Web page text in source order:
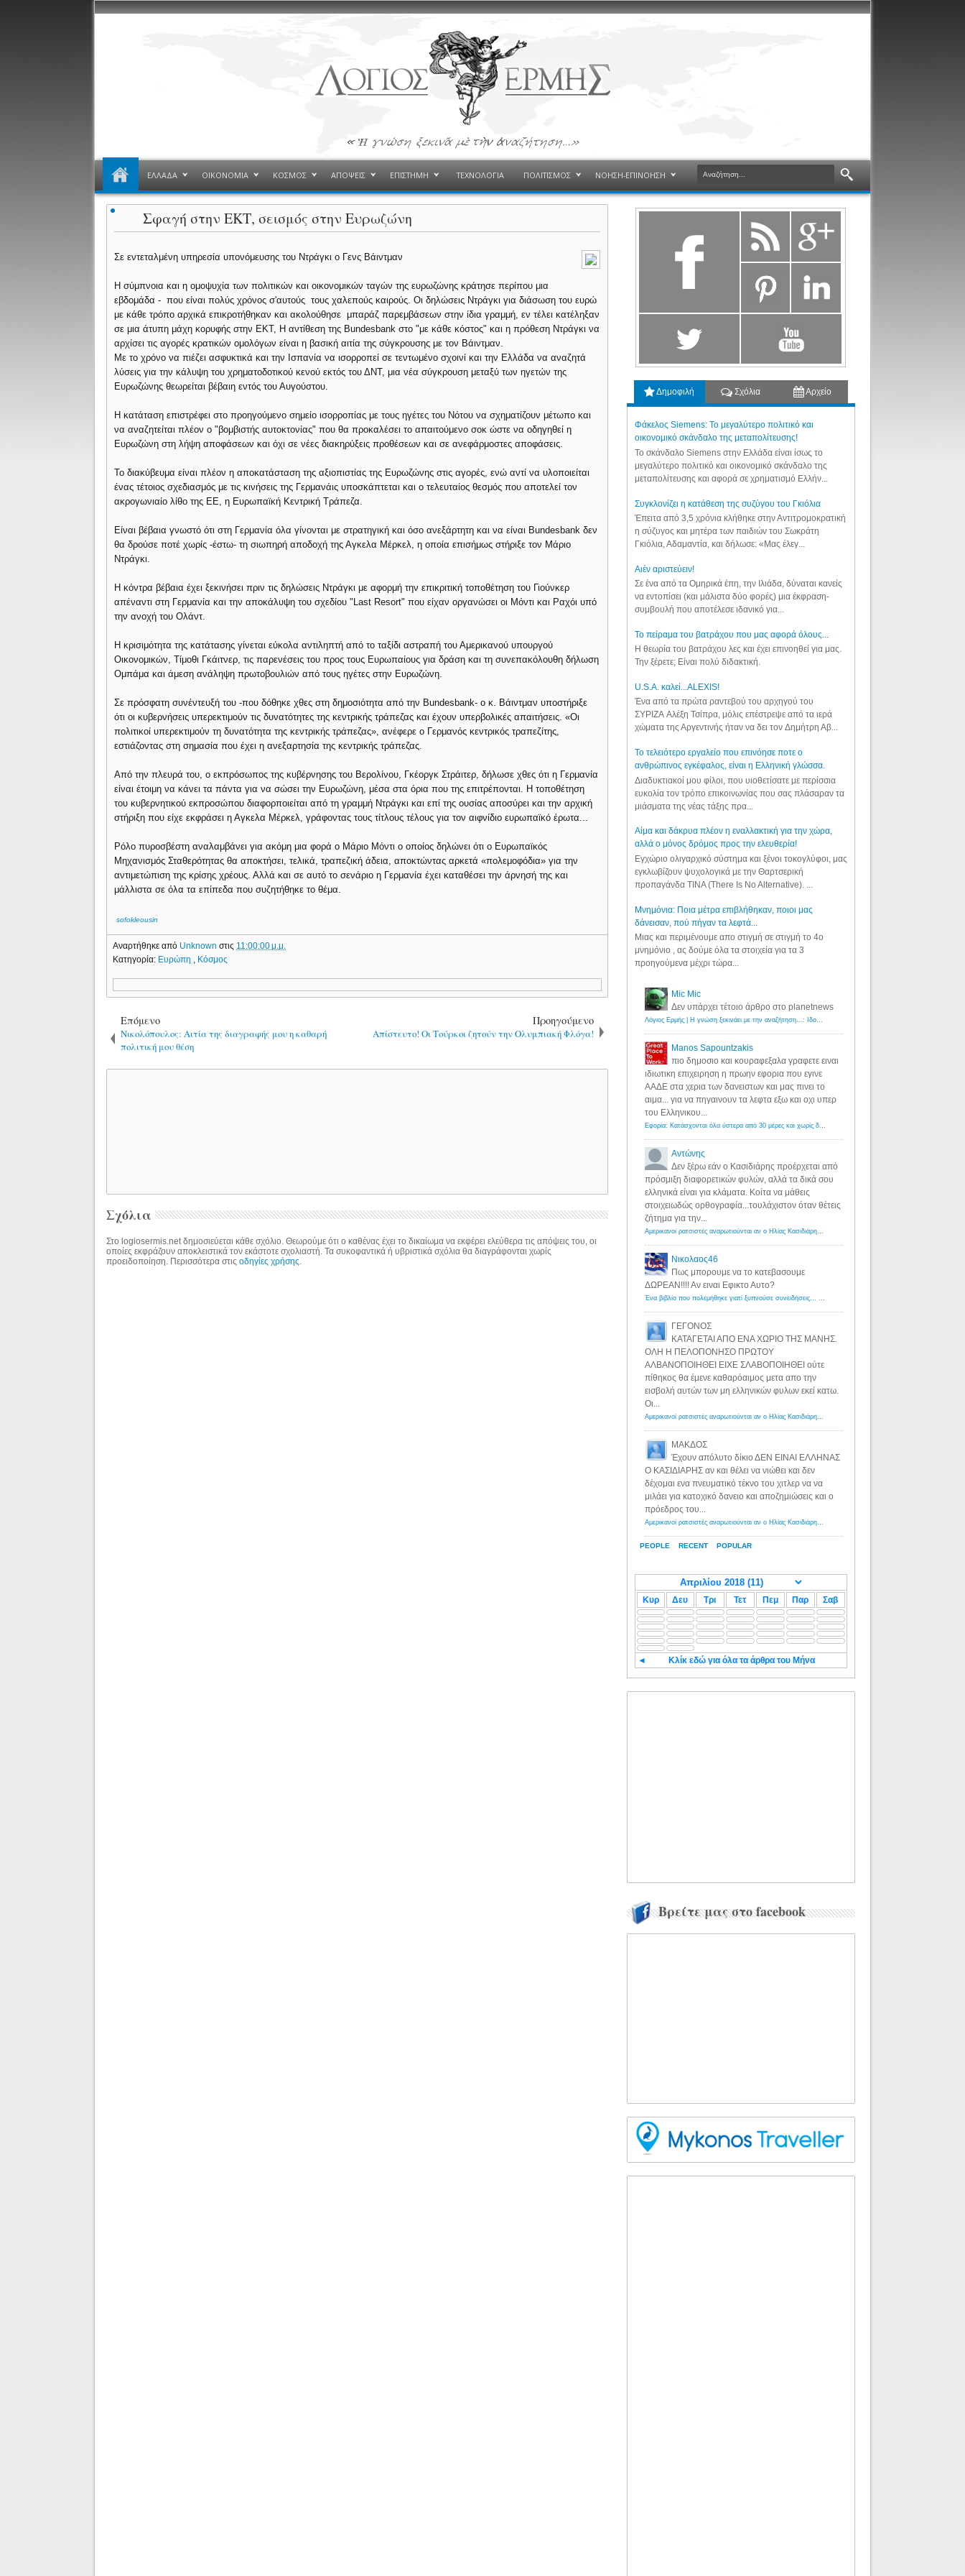
ΕΛΛΑΔΑ ΟΙΚΟΝΟΜΙΑ ΚΟΣΜΟΣ ΑΠΟΨΕΙΣ ΕΠΙΣΤΗΜΗ ΤΕΧΝΟΛΟΓΙΑ ΠΟΛΙΤΙΣΜΟΣ ΝΟΗΣΗ-ΕΠΙΝΟΗΣΗ
Σφαγή στην ΕΚΤ, σεισμός στην Ευρωζώνη
Σε εντεταλμένη υπηρεσία υπονόμευσης του Ντράγκι ο Γενς Βάιντμαν
Η σύμπνοια και η ομοψυχία των πολιτικών και οικονομικών ταγών της ευρωζώνης κράτησε περίπου μια
εβδομάδα - που είναι πολύς χρόνος σ'αυτούς τους χαλεπούς καιρούς. Οι δηλώσεις Ντράγκι για διάσωση του ευρώ
με κάθε τρόπο αρχικά επικροτήθηκαν και ακολούθησε μπαράζ παρεμβάσεων στην ίδια γραμμή, εν τέλει κατέληξαν
σε μια άτυπη μάχη κορυφής στην ΕΚΤ, Η αντίθεση της Bundesbank στο "με κάθε κόστος" και η πρόθεση Ντράγκι να
αρχίσει τις αγορές κρατικών ομολόγων είναι η βασική αιτία της σύγκρουσης με τον Βάιντμαν.
Με το χρόνο να πιέζει ασφυκτικά και την Ισπανία να ισορροπεί σε τεντωμένο σχοινί και την Ελλάδα να αναζητά
λύσεις για την κάλυψη του χρηματοδοτικού κενού εκτός του ΔΝΤ, μια νέα σύγκρουση μεταξύ των ηγετών της
Ευρωζώνης θεωρείται βέβαιη εντός του Αυγούστου.
Η κατάταση επιστρέφει στο προηγούμενο σημείο ισορροπίας με τους ηγέτες του Νότου να σχηματίζουν μέτωπο και
να αναζητείται πλέον ο "βομβιστής αυτοκτονίας" που θα προκαλέσει το απαιτούμενο σοκ ώστε να οδηγηθεί η
Ευρωζώνη στη λήψη αποφάσεων και όχι σε νέες διακηρύξεις προθέσεων και σε ανεφάρμοστες αποφάσεις.
Το διακύβευμα είναι πλέον η αποκατάσταση της αξιοπιστίας της Ευρωζώνης στις αγορές, ενώ αντί να υλοποιείται
ένας τέτοιος σχεδιασμός με τις κινήσεις της Γερμανάις υποσκάπτεται και ο τελευταίος θεσμός που αποτελεί τον
ακρογωνιαίο λίθο της ΕΕ, η Ευρωπαϊκή Κεντρική Τράπεζα.
Είναι βέβαια γνωστό ότι στη Γερμανία όλα γίνονται με στρατηγική και όσο ανεξάρτητη και να είναι Bundesbank δεν
θα δρούσε ποτέ χωρίς -έστω- τη σιωπηρή αποδοχή της Αγκελα Μέρκελ, η οποία επισήμως στήριξε τον Μάριο
Ντράγκι.
Η κόντρα βέβαια έχει ξεκινήσει πριν τις δηλώσεις Ντράγκι με αφορμή την επικριτική τοποθέτηση του Γιούνκερ
απέναντι στη Γερμανία και την αποκάλυψη του σχεδίου "Last Resort" που είχαν οργανώσει οι Μόντι και Ραχόι υπό
την ανοχή του Ολάντ.
Η κρισιμότητα της κατάτασης γίνεται εύκολα αντιληπτή από το ταξίδι αστραπή του Αμερικανού υπουργού
Οικονομικών, Τίμοθι Γκάιτνερ, τις παρενέσεις του προς τους Ευρωπαίους για δράση και τη συνεπακόλουθη δήλωση
Ομπάμα και άμεση ανάληψη πρωτοβουλιών από τους ηγέτες στην Ευρωζώνη.
Σε πρόσφατη συνέντευξή του -που δόθηκε χθες στη δημοσιότητα από την Bundesbank- ο κ. Βάιντμαν υποστήριξε
ότι οι κυβερνήσεις υπερεκτιμούν τις δυνατότητες της κεντρικής τράπεζας και έχουν υπερβολικές απαιτήσεις. «Οι
πολιτικοί υπερεκτιμούν τη δυνατότητα της κεντρικής τράπεζας», ανέφερε ο Γερμανός κεντρικός τραπεζίτης,
εστιάζοντας στη σημασία που έχει η ανεξαρτησία της κεντρικής τράπεζας.
Από την πλευρά του, ο εκπρόσωπος της κυβέρνησης του Βερολίνου, Γκέοργκ Στράιτερ, δήλωσε χθες ότι η Γερμανία
είναι έτοιμη να κάνει τα πάντα για να σώσει την Ευρωζώνη, μέσα στα όρια που της επιτρέπονται. Η τοποθέτηση
του κυβερνητικού εκπροσώπου διαφορποιείται από τη γραμμή Ντράγκι και επί της ουσίας αποσύρει και την αρχική
στήριξη που είχε εκφράσει η Αγκελα Μέρκελ, γράφοντας τους τίτλους τέλους για τον αιφνίδιο ευρωπαϊκό έρωτα...
Ρόλο πυροσβέστη αναλαμβάνει για ακόμη μια φορά ο Μάριο Μόντι ο οποίος δηλώνει ότι ο Ευρωπαϊκός
Μηχανισμός Σταθερότητας θα αποκτήσει, τελικά, τραπεζική άδεια, αποκτώντας αρκετά «πολεμοφόδια» για την
αντιμετώπιση της κρίσης χρέους. Αλλά και σε αυτό το σενάριο η Γερμανία έχει καταθέσει την άρνησή της και
μάλλιστα σε όλα τα επίπεδα που συζητήθηκε το θέμα.
sofokleousin
Αναρτήθηκε από Unknownστις 11:00:00 μ.μ.
Κατηγορία: Ευρώπη Κόσμος
Επόμενο
Νικολόπουλος: Αιτία της διαγραφής μου η καθαρή
πολιτική μου θέση
Προηγούμενο
Απίστευτο! Οι Τούρκοι ζητούν την Ολυμπιακή Φλόγα!
Σχόλια
Στο logiosermis.net δημοσιεύεται κάθε σχόλιο. Θεωρούμε ότι ο καθένας έχει το δικαίωμα να εκφέρει ελεύθερα τις απόψεις του, οι
οποίες εκφράζουν αποκλειστικά τον εκάστοτε σχολιαστή. Τα συκοφαντικά ή υβριστικά σχόλια θα διαγράφονται χωρίς
προειδοποίηση. Περισσότερα στιςοδηγίες χρήσης
Δημοφιλή Σχόλια Αρχείο
Φάκελος Siemens: Το μεγαλύτερο πολιτικό και
οικονομικό σκάνδαλο της μεταπολίτευσης!
Το σκάνδαλο Siemens στην Ελλάδα είναι ίσως το
μεγαλύτερο πολιτικό και οικονομικό σκάνδαλο της
μεταπολίτευσης και αφορά σε χρηματισμό Ελλήν...
Συγκλονίζει η κατάθεση της συζύγου του Γκιόλια
Έπειτα από 3,5 χρόνια κλήθηκε στην Αντιτρομοκρατική
η σύζυγος και μητέρα των παιδιών του Σωκράτη
Γκιόλια, Αδαμαντία, και δήλωσε: «Μας έλεγ...
Aιέν αριστεύειν!
Σε ένα από τα Ομηρικά έπη, την Ιλιάδα, δύναται κανείς
να εντοπίσει (και μάλιστα δύο φορές) μια έκφραση-
συμβουλή που αποτέλεσε ιδανικό για...
Το πείραμα του βατράχου που μας αφορά όλους...
Η θεωρία του βατράχου λες και έχει επινοηθεί για μας.
Την ξέρετε; Είναι πολύ διδακτική.
U.S.A. καλεί...ALEXIS!
Ένα από τα πρώτα ραντεβού του αρχηγού του
ΣΥΡΙΖΑ Αλέξη Τσίπρα, μόλις επέστρεψε από τα ιερά
χώματα της Αργεντινής ήταν να δει τον Δημήτρη Αβ...
Το τελειότερο εργαλείο που επινόησε ποτε ο
ανθρώπινος εγκέφαλος, είναι η Ελληνική γλώσσα.
Διαδυκτιακοί μου φίλοι, που υιοθετίσατε με περίσσια
ευκολία τον τρόπο επικοινωνίας που σας πλάσαραν τα
μιάσματα της νέας τάξης πρα...
Αίμα και δάκρυα πλέον η εναλλακτική για την χώρα,
αλλά ο μόνος δρόμος προς την ελευθερία!
Εγχώριο ολιγαρχικό σύστημα και ξένοι τοκογλύφοι, μας
εγκλωβίζουν ψυχολογικά με την Θαρτσερική
προπαγάνδα TINA (There Is No Alternative). ...
Μνημόνια: Ποια μέτρα επιβλήθηκαν, ποιοι μας
δάνεισαν, πού πήγαν τα λεφτά...
Μιας και περιμένουμε απο στιγμή σε στιγμή το 4ο
μνημόνιο , ας δούμε όλα τα στοιχεία για τα 3
προηγούμενα μέχρι τώρα...
PEOPLE RECENT POPULAR
Mic Mic
Δεν υπάρχει τέτοιο άρθρο στο planetnews
Λόγιος Ερμής | Η γνώση ξεκινάει με την αναζήτηση...: Ιδού οι 18 που χρωστούν 11 δις ευρώ!
Manos Sapountzakis
πιο δημοσιο και κουραφεξαλα γραφετε ειναι
ιδιωτικη επιχειρηση η πρωην εφορια που εγινε
ΑΑΔΕ στα χερια των δανειστων και μας πινει το
αιμα... για να πηγαινουν τα λεφτα εξω και οχι υπερ
του Ελληνικου...
Εφορία: Κατάσχονται όλα ύστερα από 30 μέρες και χωρίς δικαστικές αποφάσεις - Λόγιος Ερμής
Αντώνης
Δεν ξέρω εάν ο Κασιδιάρης προέρχεται από
πρόσμιξη διαφορετικών φυλών, αλλά τα δικά σου
ελληνικά είναι για κλάματα. Κοίτα να μάθεις
στοιχειωδώς ορθογραφία...τουλάχιστον όταν θέτεις
ζήτημα για την...
Αμερικανοί ρατσιστές αναρωτιούνται αν ο Ηλίας Κασιδιάρης ανήκει στη λευκή φυλή... - Λόγιος Ερμής
Νικολαος46
Πως μπορουμε να το κατεβασουμε
ΔΩΡΕΑΝ!!!! Αν ειναι Εφικτο Αυτο?
Ένα βιβλίο που πολεμήθηκε γιατί ξυπνούσε συνειδήσεις... - Λόγιος Ερμής | Η γνώση ξεκινάει με την αναζήτηση...
ΓΕΓΟΝΟΣ
ΚΑΤΑΓΕΤΑΙ ΑΠΟ ΕΝΑ ΧΩΡΙΟ ΤΗΣ ΜΑΝΗΣ.
ΟΛΗ Η ΠΕΛΟΠΟΝΗΣΟ ΠΡΩΤΟΥ
ΑΛΒΑΝΟΠΟΙΗΘΕΙ ΕΙΧΕ ΣΛΑΒΟΠΟΙΗΘΕΙ ούτε
πίθηκος θα έμενε καθαρόαιμος μετα απο την
εισβολή αυτών των μη ελληνικών φυλων εκεί κατω.
Οι...
Αμερικανοί ρατσιστές αναρωτιούνται αν ο Ηλίας Κασιδιάρης ανήκει στη λευκή φυλή... - Λόγιος Ερμής
ΜΑΚΔΟΣ
Έχουν απόλυτο δίκιο ΔΕΝ ΕΙΝΑΙ ΕΛΛΗΝΑΣ
Ο ΚΑΣΙΔΙΑΡΗΣ αν και θέλει να νιώθει και δεν
δέχομαι ενα πνευματικό τέκνο του χιτλερ να να
μιλάει για κατοχικό δανειο και αποζημιώσεις και ο
πρόεδρος του...
Αμερικανοί ρατσιστές αναρωτιούνται αν ο Ηλίας Κασιδιάρης ανήκει στη λευκή φυλή... - Λόγιος Ερμής
Κυρ Δευ Τρι Τετ Πεμ Παρ Σαβ
◄ Κλίκ εδώ για όλα τα άρθρα του Μήνα
Βρείτε μας στο facebook